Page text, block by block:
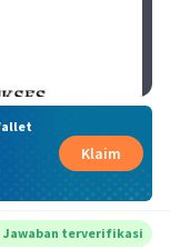
Klaim
Jawaban terverifikasi